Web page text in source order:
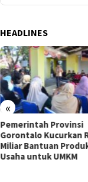
HEADLINES
«
Pemerintah Provinsi
Gorontalo Kucurkan
Miliar Bantuan
Usaha untuk UMKM